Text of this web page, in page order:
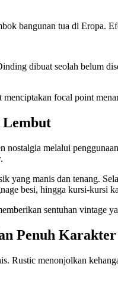
bangunan tua di Eropa.
dibuat seolah belum
focal point
Lembut
melalui
.
yang manis dan tenang.
besi, hingga kursi-kursi
sentuhan vintage
Penuh Karakter
Rustic menonjolkan